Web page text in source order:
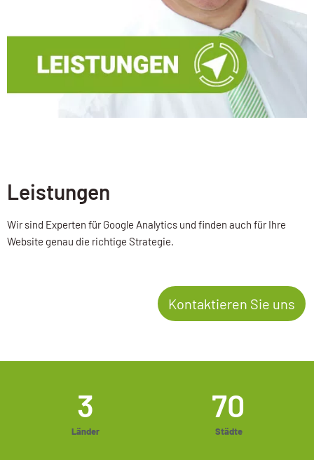
Leistungen
Wir sind Experten für Google Analytics und finden auch für Ihre
Website genau die richtige Strategie.
Kontaktieren Sie uns
Länder
3
Städte
70